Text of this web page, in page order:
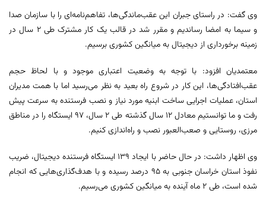
وی گفت: در راستای جبران این عقب‌ماندگی‌ها، تفاهم‌نامه‌ای را با سازمان صدا
و سیما به امضا رساندیم و مقرر شد در قالب یک کار مشترک طی ۲ سال در
زمینه برخورداری از دیجیتال به میانگین کشوری برسیم.
معتمدیان افزود: با توجه به وضعیت اعتباری موجود و با لحاظ حجم
عقب‌افتادگی‌ها، این کار در شروع راه بعید به نظر می‌رسید اما با همت مدیران
استان، عملیات اجرایی ساخت ابنیه مورد نیاز و نصب فرستنده به سرعت پیش
رفت و ما توانستیم معادل ۱۲ سال گذشته طی ۲ سال، ۹۷ ایستگاه را در مناطق
مرزی، روستایی و صعب‌العبور نصب و راه‌اندازی کنیم.
وی اظهار داشت: در حال حاضر با ایجاد ۱۳۹ ایستگاه فرستنده دیجیتال، ضریب
نفوذ استان خراسان جنوبی به ۹۵ درصد رسیده و با هدف‌گذاری‌هایی که انجام
شده است، طی ۲ ماه آینده به میانگین کشوری می‌رسیم.